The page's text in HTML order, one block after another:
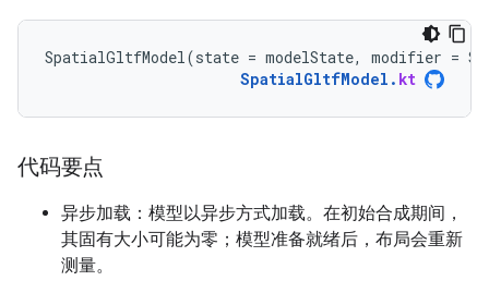
SpatialGltfModel (state = modelState, modifier =
SpatialGltfModel . kt
代码要点
异步加载：模型以异步方式加载。在初始合成期间，
其固有大小可能为零；模型准备就绪后，布局会重新
测量。